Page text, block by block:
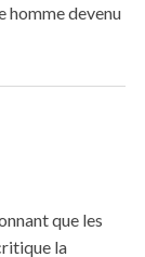
homme devenu
que les
la